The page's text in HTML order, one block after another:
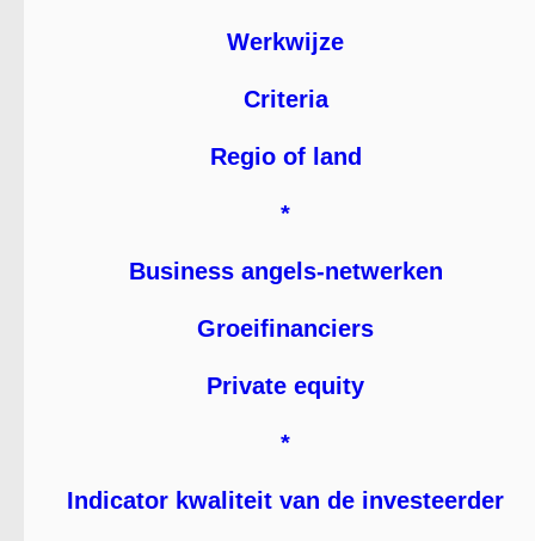
Werkwijze
Criteria
Regio of land
*
Business angels-netwerken
Groeifinanciers
Private equity
*
Indicator kwaliteit van de investeerder